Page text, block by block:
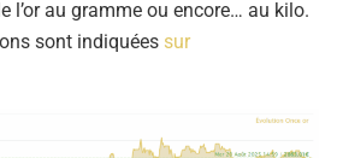
l’or au gramme ou encore… au kilo.
sont indiquées sur